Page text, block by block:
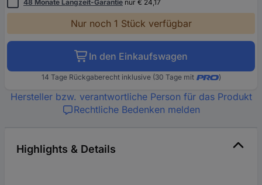
48 Monate Langzeit-Garantie nur € 24,17
Nur noch 1 Stück verfügbar
In den Einkaufswagen
14 Tage Rückgaberecht inklusive (30 Tage mit )
Hersteller bzw. verantwortliche Person für das Produkt
Rechtliche Bedenken melden
Highlights & Details